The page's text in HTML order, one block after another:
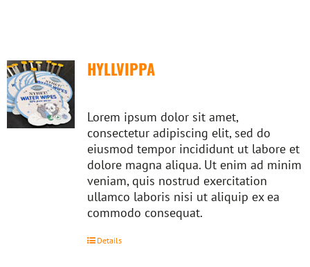
HYLLVIPPA
Lorem ipsum dolor sit amet,
consectetur adipiscing elit, sed do
eiusmod tempor incididunt ut labore et
dolore magna aliqua. Ut enim ad minim
veniam, quis nostrud exercitation
ullamco laboris nisi ut aliquip ex ea
commodo consequat.
Details